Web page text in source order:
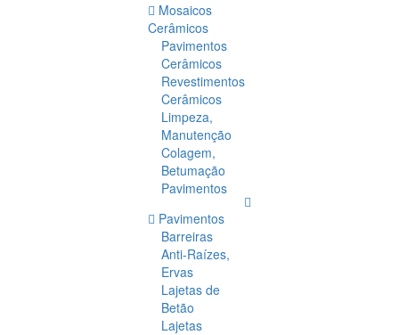
Mosaicos
Cerâmicos
Pavimentos
Cerâmicos
Revestimentos
Cerâmicos
Limpeza,
Manutenção
Colagem,
Betumação
Pavimentos
Pavimentos
Barreiras
Anti-Raízes,
Ervas
Lajetas de
Betão
Lajetas